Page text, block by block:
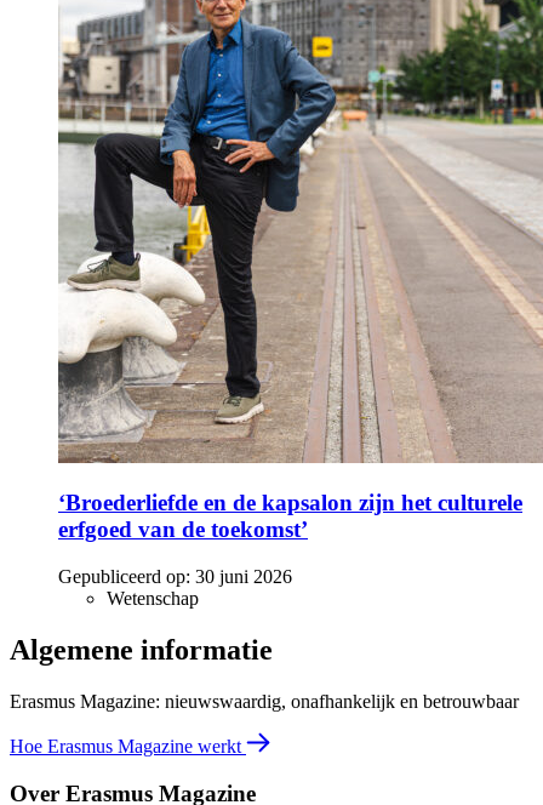
‘Broederliefde en de kapsalon zijn het culturele
erfgoed van de toekomst’
Gepubliceerd op: 30 juni 2026
Wetenschap
Algemene informatie
Erasmus Magazine: nieuwswaardig, onafhankelijk en betrouwbaar
Hoe Erasmus Magazine werkt
Over Erasmus Magazine